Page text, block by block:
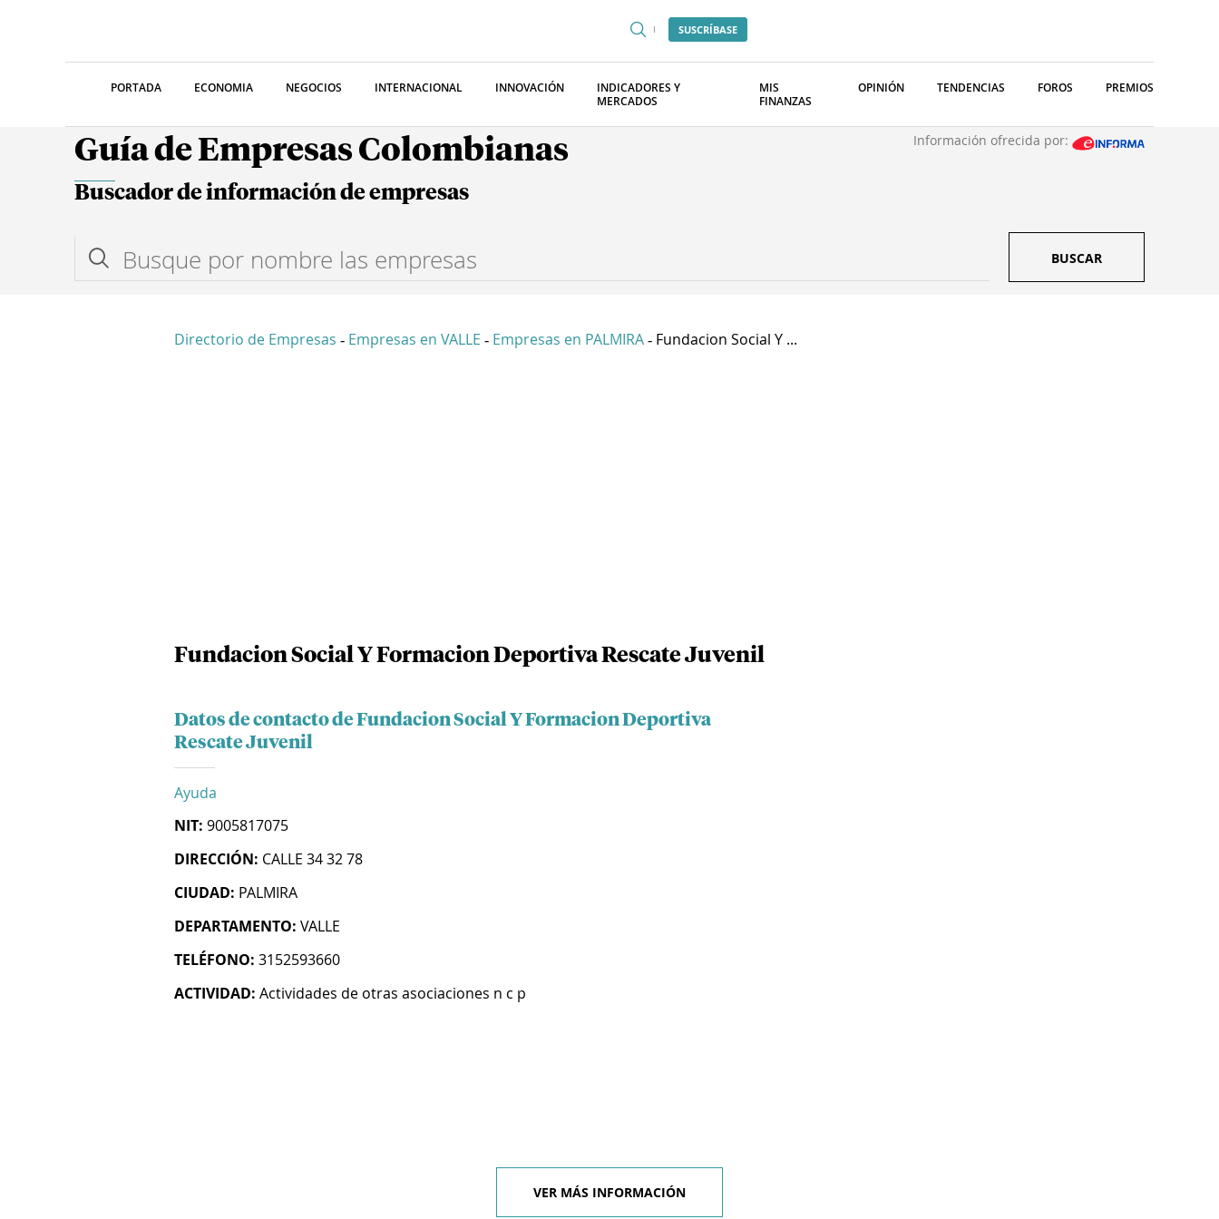
SUSCRÍBASE
PORTADA ECONOMIA NEGOCIOS INTERNACIONAL INNOVACIÓN
INDICADORES Y
MERCADOS
MIS
FINANZAS
OPINIÓN TENDENCIAS FOROS PREMIOS
Guía de Empresas Colombianas Información ofrecida por:
Buscador de información de empresas
BUSCAR
Directorio de Empresas - Empresas en VALLE - Empresas en PALMIRA - Fundacion Social Y ...
Fundacion Social Y Formacion Deportiva Rescate Juvenil
Datos de contacto de Fundacion Social Y Formacion Deportiva
Rescate Juvenil
Ayuda
NIT: 9005817075
DIRECCIÓN: CALLE 34 32 78
CIUDAD: PALMIRA
DEPARTAMENTO: VALLE
TELÉFONO: 3152593660
ACTIVIDAD: Actividades de otras asociaciones n c p
VER MÁS INFORMACIÓN